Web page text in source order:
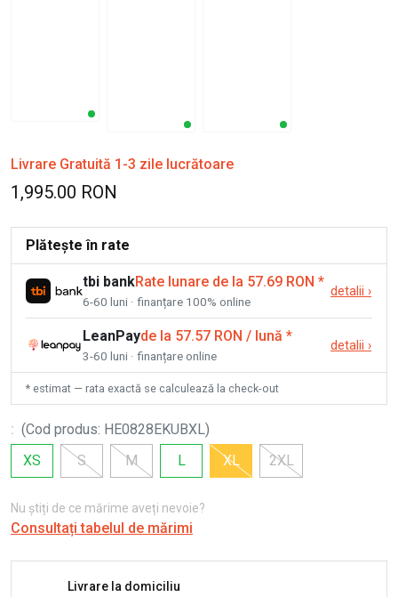
Livrare Gratuită 1-3 zile lucrătoare
1,995.00 RON
Plătește în rate
tbi bankRate lunare de la 57.69 RON *
6-60 luni · finanțare 100% online
detalii ›
LeanPayde la 57.57 RON / lună *
3-60 luni · finanțare online
detalii ›
* estimat — rata exactă se calculează la check-out
: (Cod produs: HE0828EKUBXL)
XS
S M L XL 2XL
Nu știți de ce mărime aveți nevoie?
Consultați tabelul de mărimi
Livrare la domiciliu